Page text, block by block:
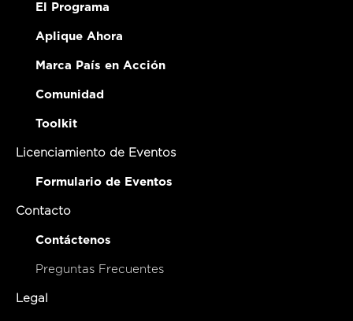
El Programa
Aplique Ahora
Marca País en Acción
Comunidad
Toolkit
Licenciamiento de Eventos
Formulario de Eventos
Contacto
Contáctenos
Preguntas Frecuentes
Legal